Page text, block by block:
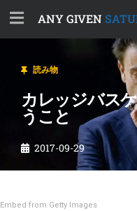
ANY GIVEN
読み物
カレッジバス
うこと
2017-09-29
Embed from Getty Images